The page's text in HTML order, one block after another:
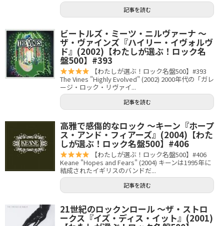
記事を読む
ビートルズ・ミーツ・ニルヴァーナ 〜
ザ・ヴァインズ『ハイリー・イヴォルヴ
ド』(2002)【わたしが選ぶ！ロック名
盤500】#393
【わたしが選ぶ！ロック名盤500】#393
The Vines "Highly Evolved" (2002) 2000年代の「ガレ
ージ・ロック・リヴァイ...
記事を読む
高雅で感傷的なロック 〜キーン『ホープ
ス・アンド・フィアーズ』(2004)【わた
しが選ぶ！ロック名盤500】#406
【わたしが選ぶ！ロック名盤500】#406
Keane "Hopes and Fears" (2004) キーンは1995年に
結成されたイギリスのバンドだ...
記事を読む
21世紀のロックンロール 〜ザ・ストロ
ークス『イズ・ディス・イット』(2001)